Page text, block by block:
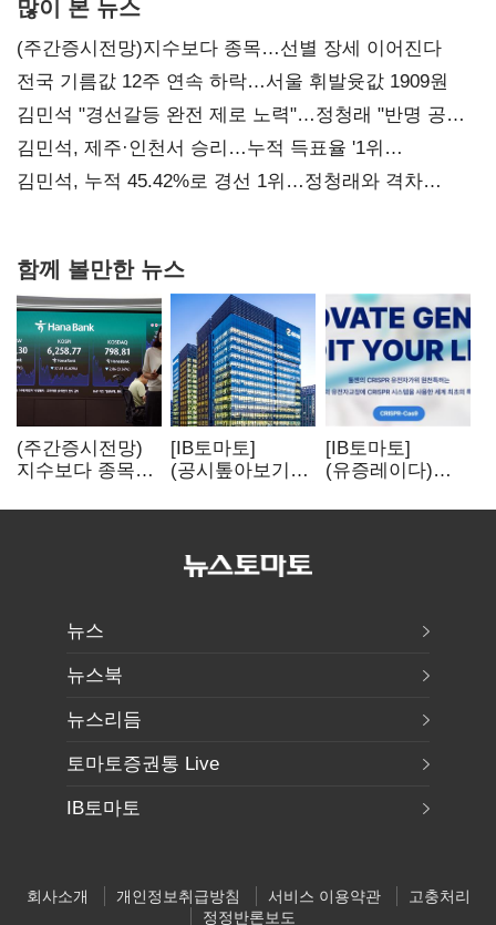
(주간증시전망)지수보다 종목…선별 장세 이어진다
전국 기름값 12주 연속 하락…서울 휘발윳값 1909원
김민석 "경선갈등 완전 제로 노력"…정청래 "반명 공세
사과부터"
김민석, 제주·인천서 승리…누적 득표율 '1위
탈환'(종합)
김민석, 누적 45.42%로 경선 1위…정청래와 격차
함께 볼만한 뉴스
(주간증시전망)
지수보다 종목…
이어진다
[IB토마토]
(공시톺아보기)
바로 매출로
[IB토마토]
(유증레이다)
3분의 1 토막…
뉴스
뉴스북
뉴스리듬
토마토증권통 Live
IB토마토
회사소개 개인정보취급방침 서비스 이용약관
고충처리
정정반론보도